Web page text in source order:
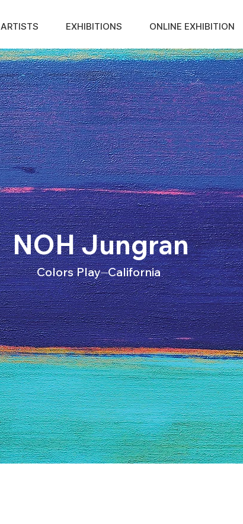
ARTISTS EXHIBITIONS ONLINE EXHIBITION
NOH Jungran
Colors Play⏤California